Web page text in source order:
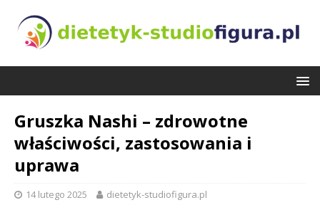
Gruszka Nashi – zdrowotne
właściwości, zastosowania i
uprawa
14 lutego 2025 dietetyk-studiofigura.pl